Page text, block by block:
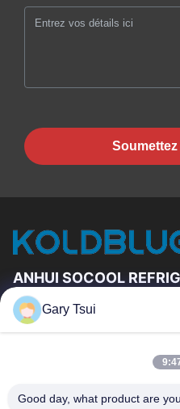
ANHUI SOCOOL
Liens Rapides
Visite D'usine
Gary Tsui
Good day, what product are